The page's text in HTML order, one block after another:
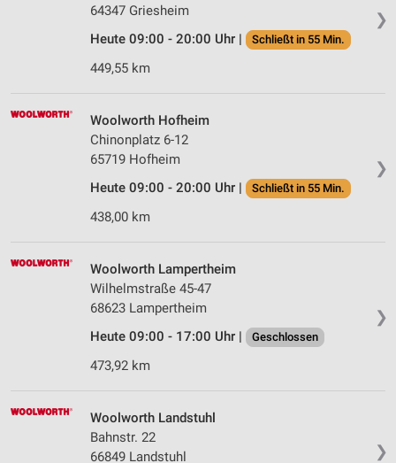
❯
64347 Griesheim
Heute 09:00 - 20:00 Uhr |
Schließt in 55 Min.
449,55 km
❯
Woolworth Hofheim
Chinonplatz 6-12
65719 Hofheim
Heute 09:00 - 20:00 Uhr |
Schließt in 55 Min.
438,00 km
❯
Woolworth Lampertheim
Wilhelmstraße 45-47
68623 Lampertheim
Heute 09:00 - 17:00 Uhr |
Geschlossen
473,92 km
❯
Woolworth Landstuhl
Bahnstr. 22
66849 Landstuhl
Messung der Performance von Inhalten
Analyse von Zielgruppen durch Statistiken oder
Kombinationen von Daten aus verschiedenen
Entwicklung und Verbesserung der Angebote
Verwendung reduzierter Daten zur Auswahl von
IAB-Besonderheiten:
Verwendung genauer Standortdaten
Geräte anhand von aktiv angeforderten
Informationen identifizieren
Nicht-IAB-Verarbeitungszwecke:
Performance